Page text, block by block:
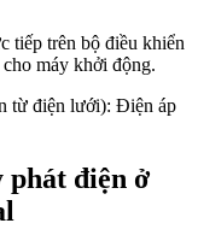
tiếp trên bộ điều khiển
máy khởi động.
từ điện lưới): Điện áp
phát điện ở